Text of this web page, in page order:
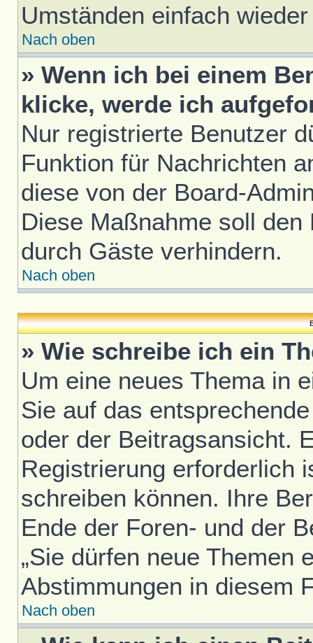
Umständen einfach
Nach oben
» Wenn ich bei einem
klicke, werde ich
Nur registrierte Benutzer
Funktion für Nachrichten
diese von der Board-
Diese Maßnahme soll
durch Gäste verhindern.
Nach oben
» Wie schreibe ich ein
Um eine neues Thema in
Sie auf das
oder der Beitragsansicht.
Registrierung erforderlich
schreiben können. Ihre
Ende der Foren- und der
„Sie dürfen neue Themen
Abstimmungen in diesem
Nach oben